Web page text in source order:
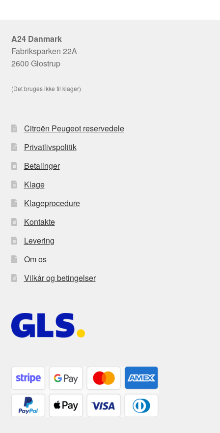
A24 Danmark
Fabriksparken 22A
2600 Glostrup
(Det bruges ikke til klager)
Citroën Peugeot reservedele
Privatlivspolitik
Betalinger
Klage
Klageprocedure
Kontakte
Levering
Om os
Vilkår og betingelser